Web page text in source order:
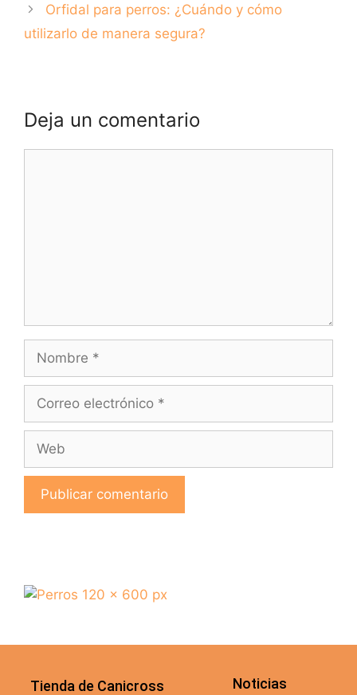
Orfidal para perros: ¿Cuándo y cómo
utilizarlo de manera segura?
Deja un comentario
Tienda de Canicross Noticias